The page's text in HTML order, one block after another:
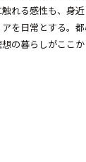
強み
れる感性も、身
を日常とする。
の暮らしがここか